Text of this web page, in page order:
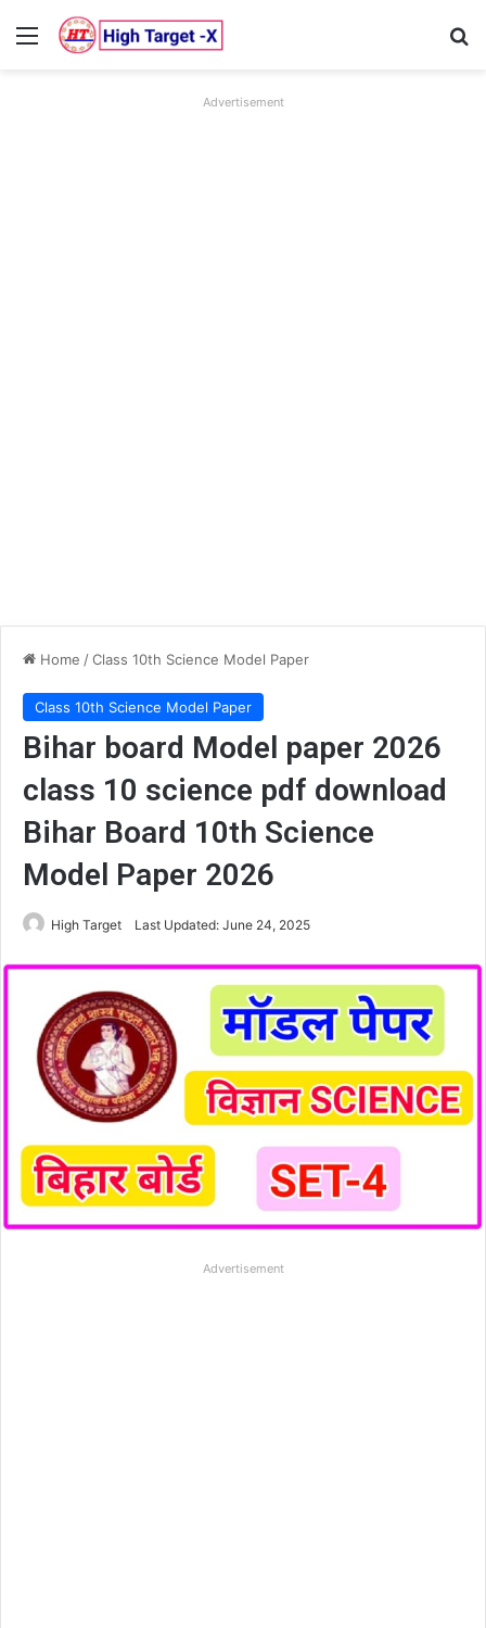
Menu
Advertisement
Home /Class 10th Science Model Paper
Class 10th Science Model Paper
Bihar board Model paper 2026
class 10 science pdf download
Bihar Board 10th Science
Model Paper 2026
High Target Last Updated: June 24, 2025
Advertisement